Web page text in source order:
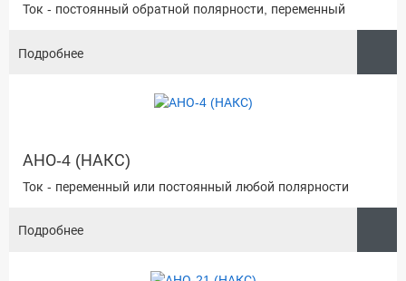
Ток - постоянный обратной полярности, переменный
Подробнее
АНО-4 (НАКС)
Ток - переменный или постоянный любой полярности
Подробнее